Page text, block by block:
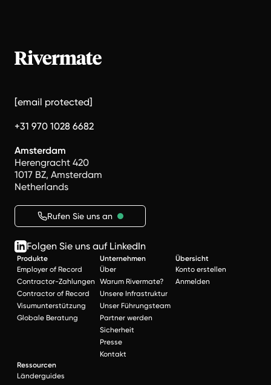
[email protected]
+31 970 1028 6682
Amsterdam
Herengracht 420
1017 BZ, Amsterdam
Netherlands
Rufen Sie uns an
Folgen Sie uns auf LinkedIn
Produkte
Employer of Record
Contractor-Zahlungen
Contractor of Record
Visumunterstützung
Globale Beratung
Unternehmen
Über
Warum Rivermate?
Unsere Infrastruktur
Unser Führungsteam
Partner werden
Sicherheit
Presse
Kontakt
Übersicht
Konto erstellen
Anmelden
Ressourcen
Länderguides